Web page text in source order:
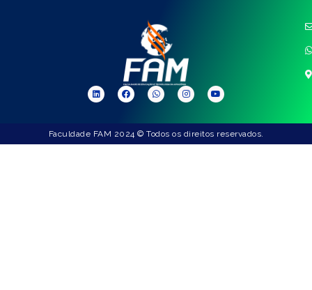
Faculdade FAM 2024 © Todos os direitos reservados.